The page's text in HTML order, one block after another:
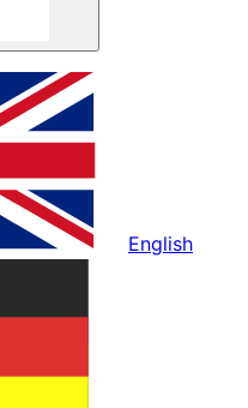
English